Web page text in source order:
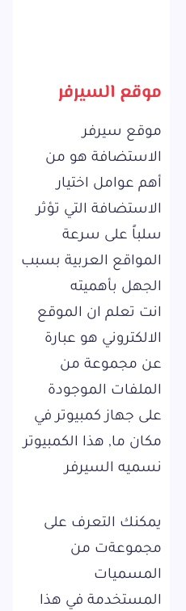
موقع السيرفر
موقع سيرفر
الاستضافة هو من
أهم عوامل اختيار
الاستضافة التي تؤثر
سلباً على سرعة
المواقع العربية بسبب
الجهل بأهميته
انت تعلم ان الموقع
الالكتروني هو عبارة
عن مجموعة من
الملفات الموجودة
على جهاز كمبيوتر في
مكان ما, هذا الكمبيوتر
نسميه السيرفر
يمكنك التعرف على
مجموعةت من
المسميات
المستخدمة في هذا